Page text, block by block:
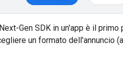
Gen SDK in un'app è il primo
un formato